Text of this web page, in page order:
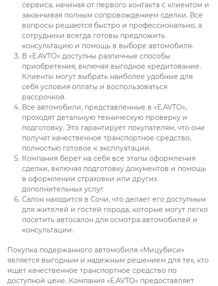
сервиса, начиная от первого контакта с клиентом и
заканчивая полным сопровождением сделки. Все
вопросы решаются быстро и профессионально, а
сотрудники всегда готовы предложить
консультацию и помощь в выборе автомобиля.
В «E.AVTO» доступны различные способы
приобретения, включая выгодное кредитование.
Клиенты могут выбрать наиболее удобные для
себя условия оплаты и воспользоваться
рассрочкой.
Все автомобили, представленные в «E.AVTO»,
проходят детальную техническую проверку и
подготовку. Это гарантирует покупателям, что они
получат качественное транспортное средство,
полностью готовое к эксплуатации.
Компания берет на себя все этапы оформления
сделки, включая подготовку документов и помощь
в оформлении страховки или других
дополнительных услуг.
Салон находится в Сочи, что делает его доступным
для жителей и гостей города, которые могут легко
посетить автосалон для осмотра автомобилей и
консультации.
Покупка подержанного автомобиля «Мицубиси»
является выгодным и надежным решением для тех, кто
ищет качественное транспортное средство по
доступной цене. Компания «E.AVTO» предоставляет